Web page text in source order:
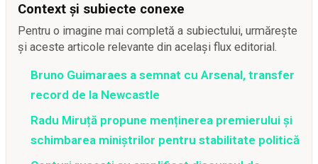
Context și subiecte conexe
Pentru o imagine mai completă a subiectului, urmărește
și aceste articole relevante din același flux editorial.
Bruno Guimaraes a semnat cu Arsenal, transfer
record de la Newcastle
Radu Miruță propune menținerea premierului și
schimbarea miniștrilor pentru stabilitate politică